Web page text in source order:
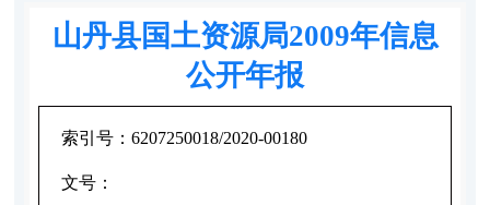
山丹县国土资源局2009年信息
公开年报
索引号： 6207250018/2020-00180
文号：